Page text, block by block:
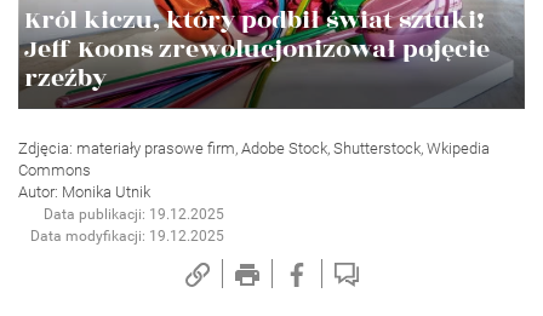
Król kiczu, który podbił świat sztuki!
Jeff Koons zrewolucjonizował pojęcie
rzeźby
Zdjęcia: materiały prasowe firm, Adobe Stock, Shutterstock, Wkipedia
Commons
Autor: Monika Utnik
Data publikacji: 19.12.2025
Data modyfikacji: 19.12.2025